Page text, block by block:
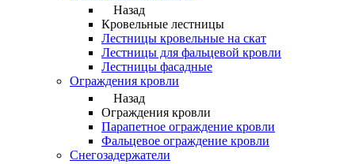
Назад
Кровельные лестницы
Лестницы кровельные на скат
Лестницы для фальцевой кровли
Лестницы фасадные
Ограждения кровли
Назад
Ограждения кровли
Парапетное ограждение кровли
Фальцевое ограждение кровли
Снегозадержатели